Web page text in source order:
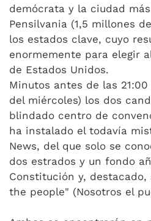
demócrata y la ciudad
Pensilvania (1,5 millones
los estados clave, cuyo
enormemente para elegir
de Estados Unidos.
Minutos antes de las 21:00
del miércoles) los dos
blindado centro de
ha instalado el todavía
News, del que solo se
dos estrados y un fondo
Constitución y, destacado,
the people" (Nosotros el